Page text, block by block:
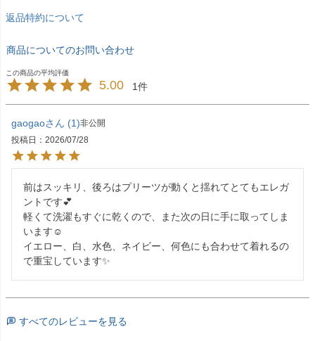
返品特約について
商品についてのお問い合わせ
5.00 1
gaogao 1 非公開
投稿日
2026/07/28
前はスッキリ、後ろはプリーツが動くと揺れてとてもエレガ
ントです💕
軽くて洗濯もすぐに乾くので、また次の日に手に取ってしま
います☺️
イエロー、白、水色、ネイビー、何色にも合わせて着れるの
で重宝しています✨
すべてのレビューを見る